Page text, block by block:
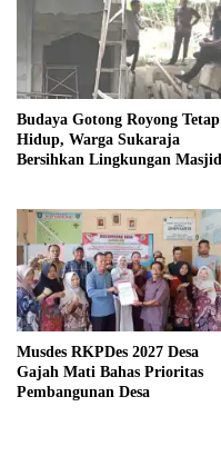
Budaya Gotong Royong Tetap
Hidup, Warga Sukaraja
Bersihkan Lingkungan Masjid
Musdes RKPDes 2027 Desa
Gajah Mati Bahas Prioritas
Pembangunan Desa